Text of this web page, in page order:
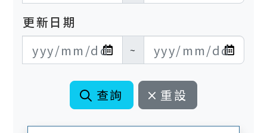
更新日期
更新日期開始
~
更新日期結束
查詢 重設